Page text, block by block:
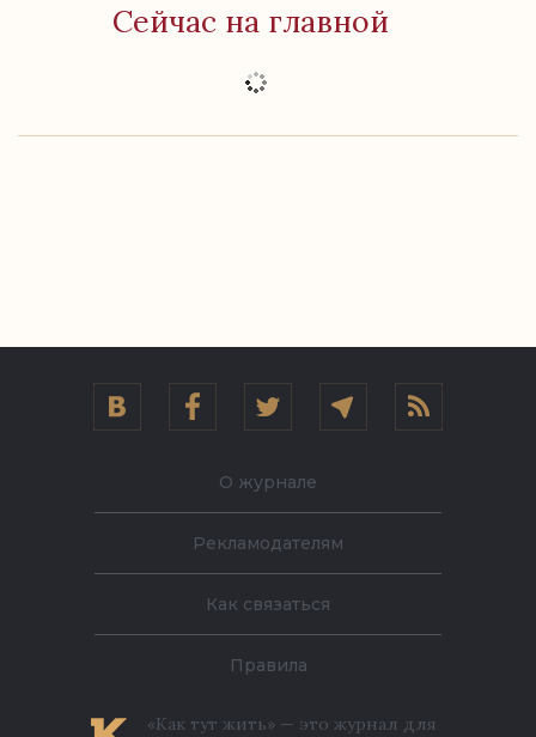
Сейчас на главной
«Как тут жить» — это журнал для
О журнале
Рекламодателям
Как связаться
Правила